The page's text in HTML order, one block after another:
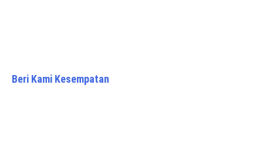
Beri Kami Kesempatan